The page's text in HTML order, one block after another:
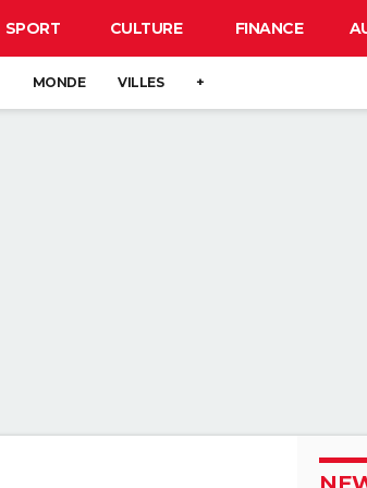
SPORT CULTURE FINANCE
MONDE VILLES +